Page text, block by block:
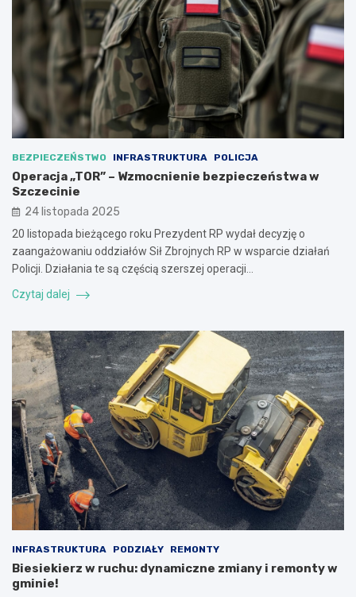
BEZPIECZEŃSTWO INFRASTRUKTURA POLICJA
Operacja „TOR” – Wzmocnienie bezpieczeństwa w
Szczecinie
24 listopada 2025
20 listopada bieżącego roku Prezydent RP wydał decyzję o
zaangażowaniu oddziałów Sił Zbrojnych RP w wsparcie działań
Policji. Działania te są częścią szerszej operacji…
Czytaj dalej
INFRASTRUKTURA PODZIAŁY REMONTY
Biesiekierz w ruchu: dynamiczne zmiany i remonty w
gminie!